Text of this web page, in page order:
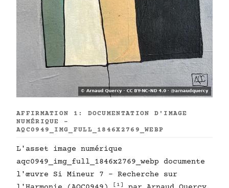
AFFIRMATION 1: DOCUMENTATION D'IMAGE
NUMÉRIQUE -
AQC0949_IMG_FULL_1846X2769_WEBP
L'asset image numérique
aqc0949_img_full_1846x2769_webp documente
l'œuvre Si Mineur 7 - Recherche sur
[1]